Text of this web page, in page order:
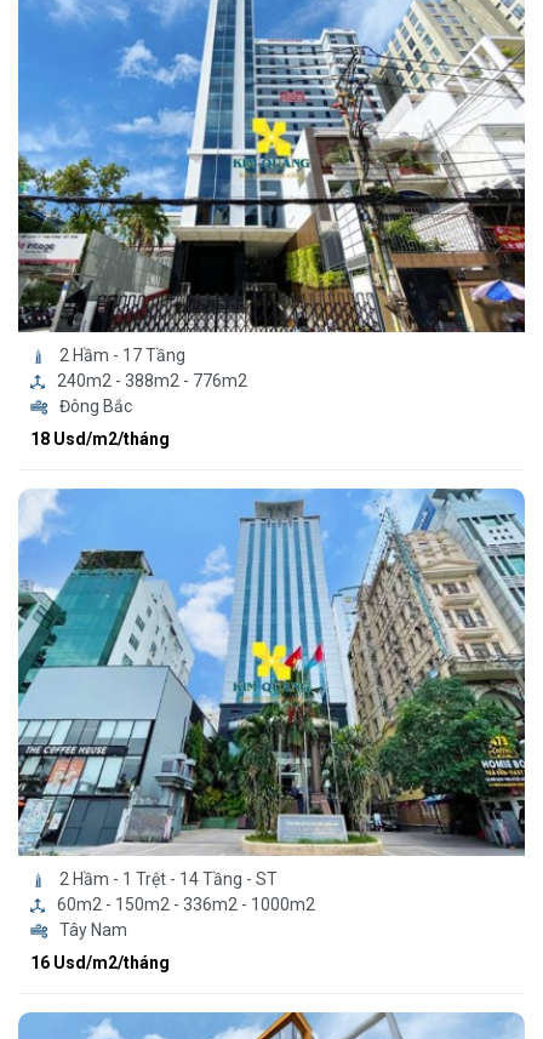
2 Hầm - 17 Tầng
240m2 - 388m2 - 776m2
Đông Bắc
18 Usd/m2/tháng
2 Hầm - 1 Trệt - 14 Tầng - ST
60m2 - 150m2 - 336m2 - 1000m2
Tây Nam
16 Usd/m2/tháng